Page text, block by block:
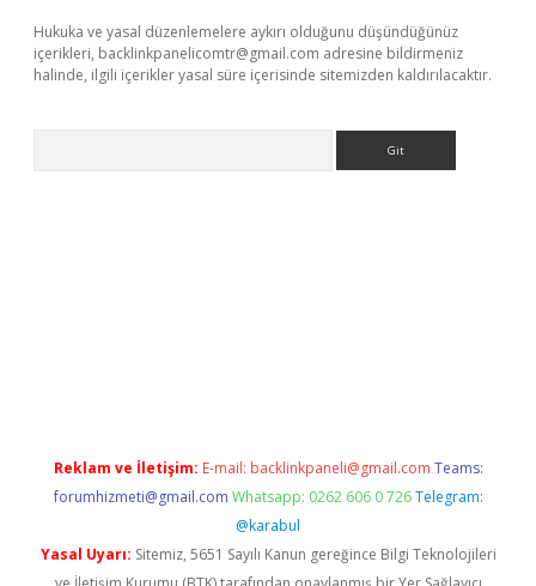
Hukuka ve yasal düzenlemelere aykırı olduğunu düşündüğünüz
içerikleri, backlinkpanelicomtr@gmail.com adresine bildirmeniz
halinde, ilgili içerikler yasal süre içerisinde sitemizden kaldırılacaktır.
Reklam ve İletişim: E-mail: backlinkpaneli@gmail.com Teams:
forumhizmeti@gmail.com Whatsapp: 0262 606 0 726 Telegram:
@karabul
Yasal Uyarı: Sitemiz, 5651 Sayılı Kanun gereğince Bilgi Teknolojileri